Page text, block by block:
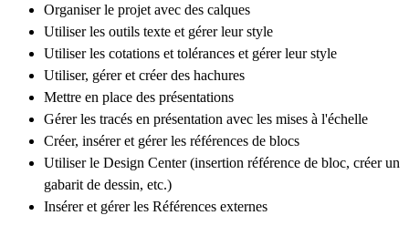
Organiser le projet avec des calques
Utiliser les outils texte et gérer leur style
Utiliser les cotations et tolérances et gérer leur style
Utiliser, gérer et créer des hachures
Mettre en place des présentations
Gérer les tracés en présentation avec les mises à l'échelle
Créer, insérer et gérer les références de blocs
Utiliser le Design Center (insertion référence de bloc, créer un
gabarit de dessin, etc.)
Insérer et gérer les Références externes